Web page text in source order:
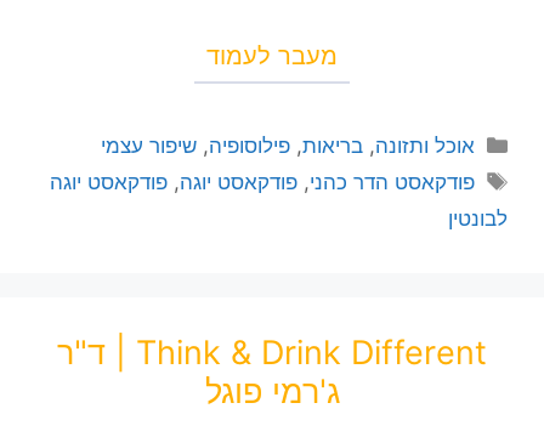
מעבר לעמוד
אוכל ותזונה,בריאות,פילוסופיה,שיפור עצמי
פודקאסט הדר כהני,פודקאסט יוגה,פודקאסט יוגה
לבונטין
Think & Drink Different | ד"ר
ג'רמי פוגל